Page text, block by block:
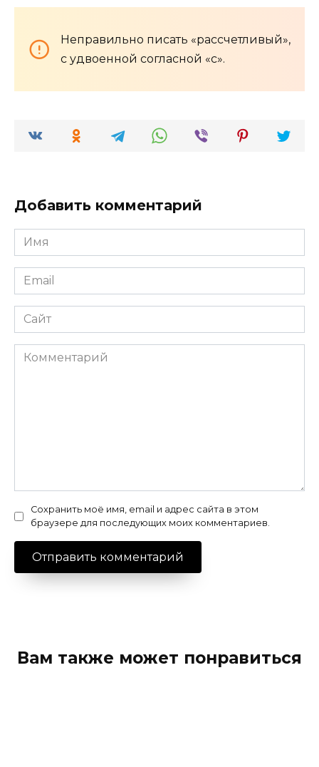
Неправильно писать «рассчетливый»,
с удвоенной согласной «с».
Добавить комментарий
Имя
*
Email
*
Сайт
Комментарий
Сохранить моё имя, email и адрес сайта в этом
браузере для последующих моих комментариев.
Вам также может понравиться